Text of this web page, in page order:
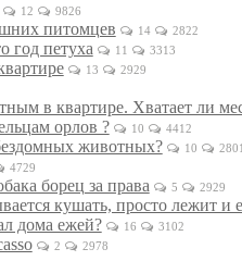
12 9826
питомцев 14 2822
год петуха 11 3313
13 2929
в квартире. Хватает ли
орлов ? 10 4412
животных? 10 2801
4729
борец за права 5 2929
кушать, просто лежит и
дома ежей? 16 3102
2 2978